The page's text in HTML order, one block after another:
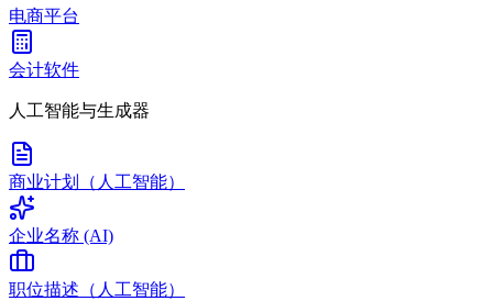
电商平台
会计软件
人工智能与生成器
商业计划（人工智能）
企业名称 (AI)
职位描述（人工智能）